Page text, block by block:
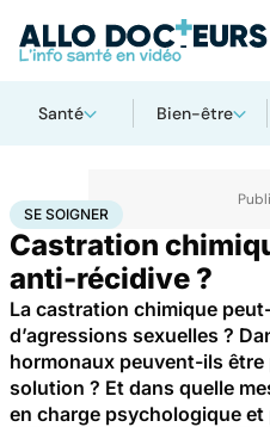
Santé Bien-être
AccueilSanté Société Se
SE SOIGNER
Castration
anti-récidive ?
La castration chimique
d’agressions sexuelles ?
hormonaux peuvent-ils
solution ? Et dans quelle
en charge psychologique